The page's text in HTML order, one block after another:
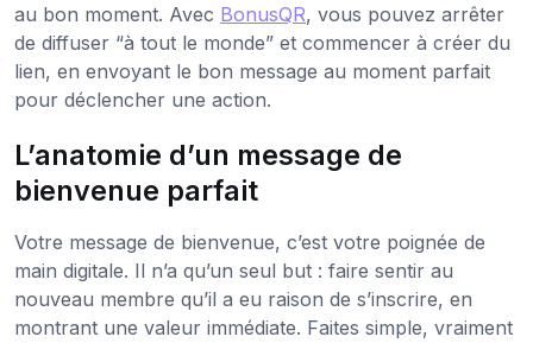
au bon moment. Avec BonusQR, vous pouvez arrêter
de diffuser “à tout le monde” et commencer à créer du
lien, en envoyant le bon message au moment parfait
pour déclencher une action.
L’anatomie d’un message de
bienvenue parfait
Votre message de bienvenue, c’est votre poignée de
main digitale. Il n’a qu’un seul but : faire sentir au
nouveau membre qu’il a eu raison de s’inscrire, en
montrant une valeur immédiate. Faites simple, vraiment